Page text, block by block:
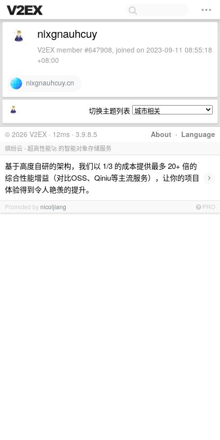
nixgnauhcuy
V2EX member #647908, joined on 2023-09-11 08:55:18
+08:00
nixgnauhcuy.cn
切换主题列表
About · Language
© 2026 V2EX · 12ms · 3.9.8.5
缤纷云 - 超高性能🚀 的智能对象存储服务
基于高度自研的架构，我们以 1/3 的成本提供最多 20+ 倍的
综合性能增益（对比OSS、Qiniu等主流服务），让你的项目
体验得到令人艳羡的提升。
›
Promoted by nicoljiang PRO